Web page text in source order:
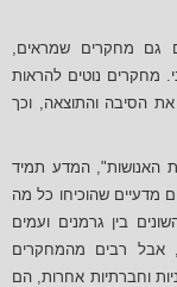
גם מחקרים שמראים,
מחקרים נוטים להראות
הסיבה והתוצאה, וכך
האנושות", המדע תמיד
מדעיים שהוכיחו כל מה
בין גרמנים ועמים
אבל רבים מהמחקרים
וחברתיות אחרות, הם